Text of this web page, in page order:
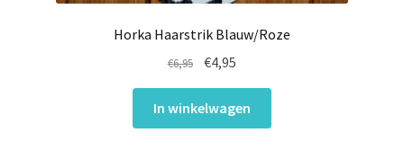
Horka Haarstrik Blauw/Roze
€6,95
Oorspronkelijke
prijs
was:
€6,95.
€4,95
prijs
is:
€4,95.
In winkelwagen